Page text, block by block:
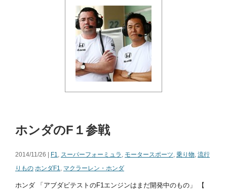
ホンダのF１参戦
2014/11/26 | F1, スーパーフォーミュラ , モータースポーツ, 乗り物, 流行
りもの ホンダF1, マクラーレン・ホンダ
ホンダ 「アブダビテストのF1エンジンはまだ開発中のもの」 【